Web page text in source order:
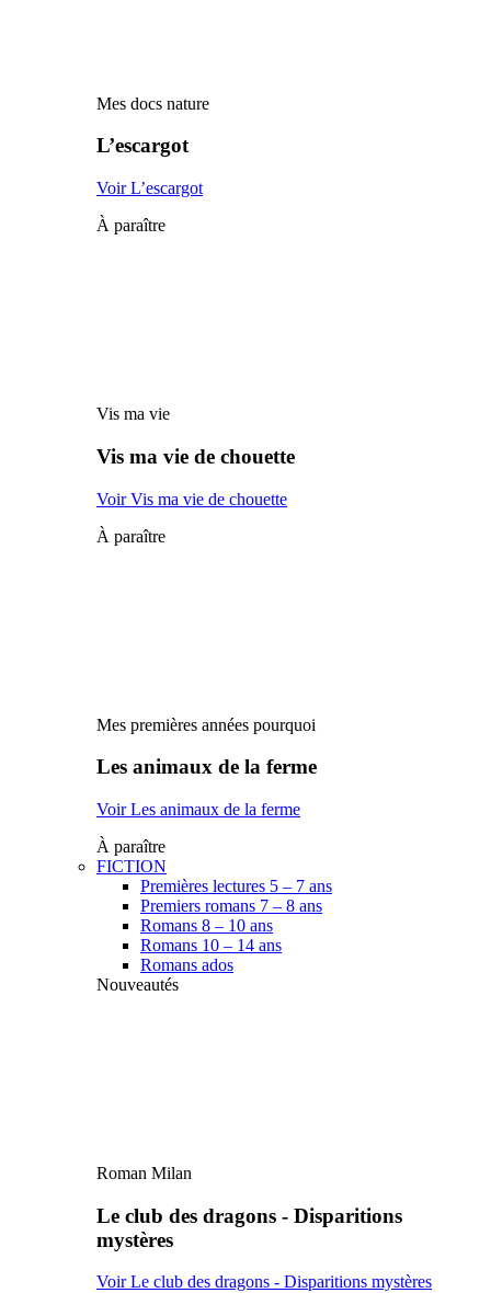
Mes docs nature
L’escargot
Voir L’escargot
À paraître
Vis ma vie
Vis ma vie de chouette
Voir Vis ma vie de chouette
À paraître
Mes premières années pourquoi
Les animaux de la ferme
Voir Les animaux de la ferme
À paraître
FICTION
Premières lectures 5 – 7 ans
Premiers romans 7 – 8 ans
Romans 8 – 10 ans
Romans 10 – 14 ans
Romans ados
Nouveautés
Roman Milan
Le club des dragons - Disparitions
mystères
Voir Le club des dragons - Disparitions mystères